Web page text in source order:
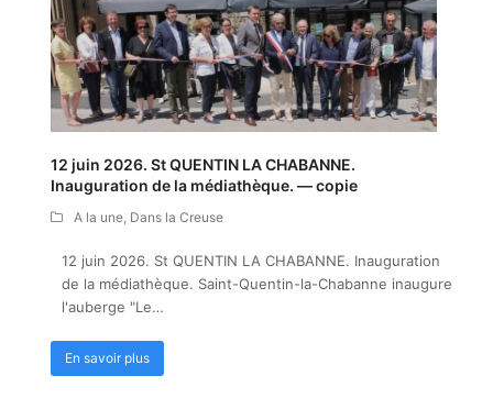
12 juin 2026. St QUENTIN LA CHABANNE.
Inauguration de la médiathèque. — copie
A la une, Dans la Creuse
12 juin 2026. St QUENTIN LA CHABANNE. Inauguration
de la médiathèque. Saint-Quentin-la-Chabanne inaugure
l'auberge "Le…
En savoir plus